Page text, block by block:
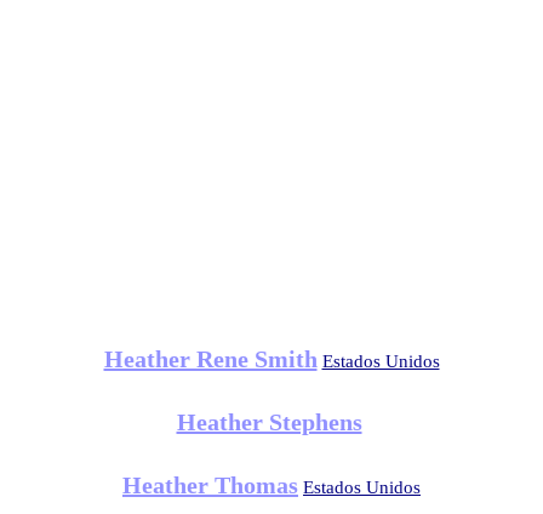
Heather Rene Smith Estados Unidos
Heather Stephens
Heather Thomas Estados Unidos